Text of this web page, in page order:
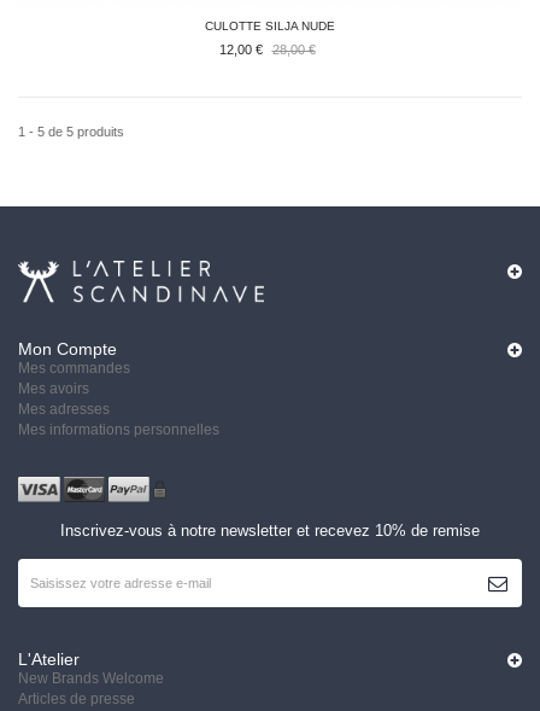
CULOTTE SILJA NUDE
12,00 € 28,00 €
1 - 5 de 5 produits
Mon Compte
Mes commandes
Mes avoirs
Mes adresses
Mes informations personnelles
Inscrivez-vous à notre newsletter et recevez 10% de remise
L'Atelier
New Brands Welcome
Articles de presse